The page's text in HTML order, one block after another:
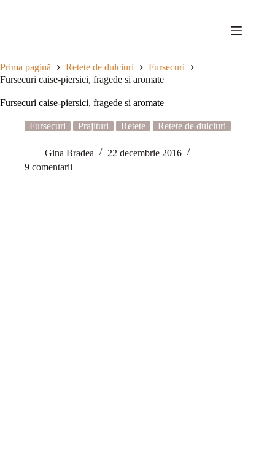
Prima pagină Retete de dulciuri
Fursecuri
Fursecuri caise-piersici, fragede si aromate
Fursecuri caise-piersici, fragede si aromate
Fursecuri Prajituri Retete Retete de dulciuri
Gina Bradea
22 decembrie 2016
9 comentarii